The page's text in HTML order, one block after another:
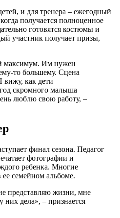
и для тренера – ежегодный
получается полноценное
готовятся костюмы и
участник получает призы,
максимум. Им нужен
то большему. Сцена
вижу, как дети
скромного малыша
люблю свою работу, –
финал сезона. Педагог
фотографии и
ребенка. Многие
семейном альбоме.
представляю жизни, мне
них дела», – признается